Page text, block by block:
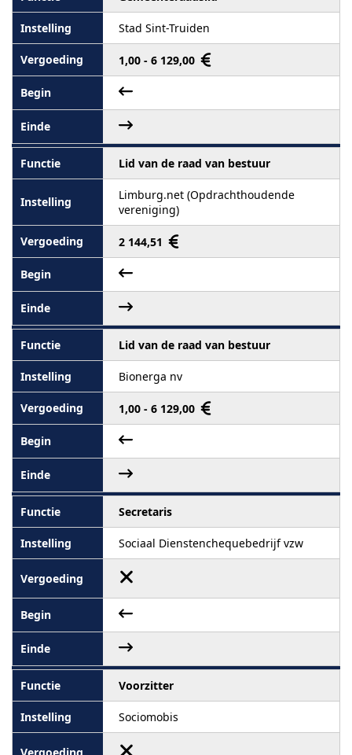
Stad Sint-Truiden
1,00 - 6 129,00
Lid van de raad van bestuur
Limburg.net (Opdrachthoudende
vereniging)
2 144,51
Lid van de raad van bestuur
Bionerga nv
1,00 - 6 129,00
Secretaris
Sociaal Dienstenchequebedrijf vzw
Voorzitter
Sociomobis